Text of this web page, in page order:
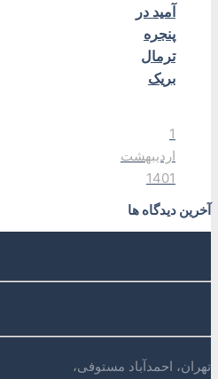
آمید در
پنجره
ترمال
بریک
1
اردیبهشت
1401
آخرین دیدگاه ها
تهران، احمدآباد مستوفی،